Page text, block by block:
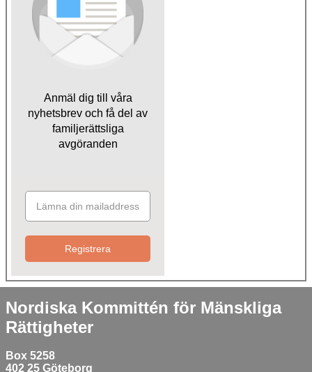
Anmäl dig till våra
nyhetsbrev och få del av
familjerättsliga
avgöranden
Registrera
Nordiska Kommittén för Mänskliga
Rättigheter
Box 5258
402 25 Göteborg